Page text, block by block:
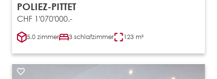
POLIEZ-PITTET
CHF 1'070'000.-
5.0 zimmer 3 schlafzimmer 123 m²